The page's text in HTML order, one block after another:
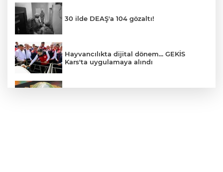
30 ilde DEAŞ'a 104 gözaltı!
Hayvancılıkta dijital dönem... GEKİS
Kars'ta uygulamaya alındı